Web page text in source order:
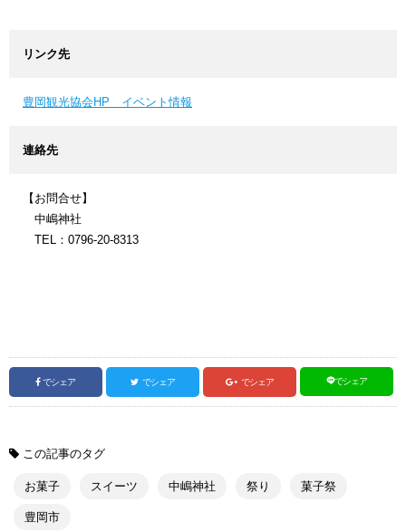
リンク先
豊岡観光協会HP イベント情報
連絡先
【お問合せ】
中嶋神社
TEL：0796-20-8313
でシェア でシェア でシェア でシェア
この記事のタグ
お菓子 スイーツ 中嶋神社 祭り 菓子祭
豊岡市